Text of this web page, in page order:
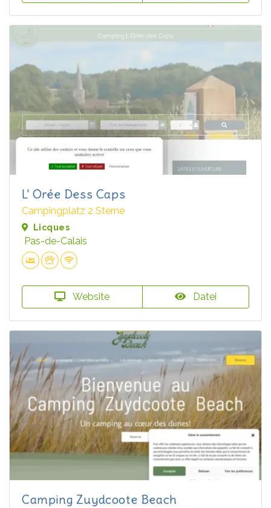
L' Orée Dess Caps
Campingplatz 2 Sterne
Licques
Pas-de-Calais
Website Datei
Camping Zuydcoote Beach